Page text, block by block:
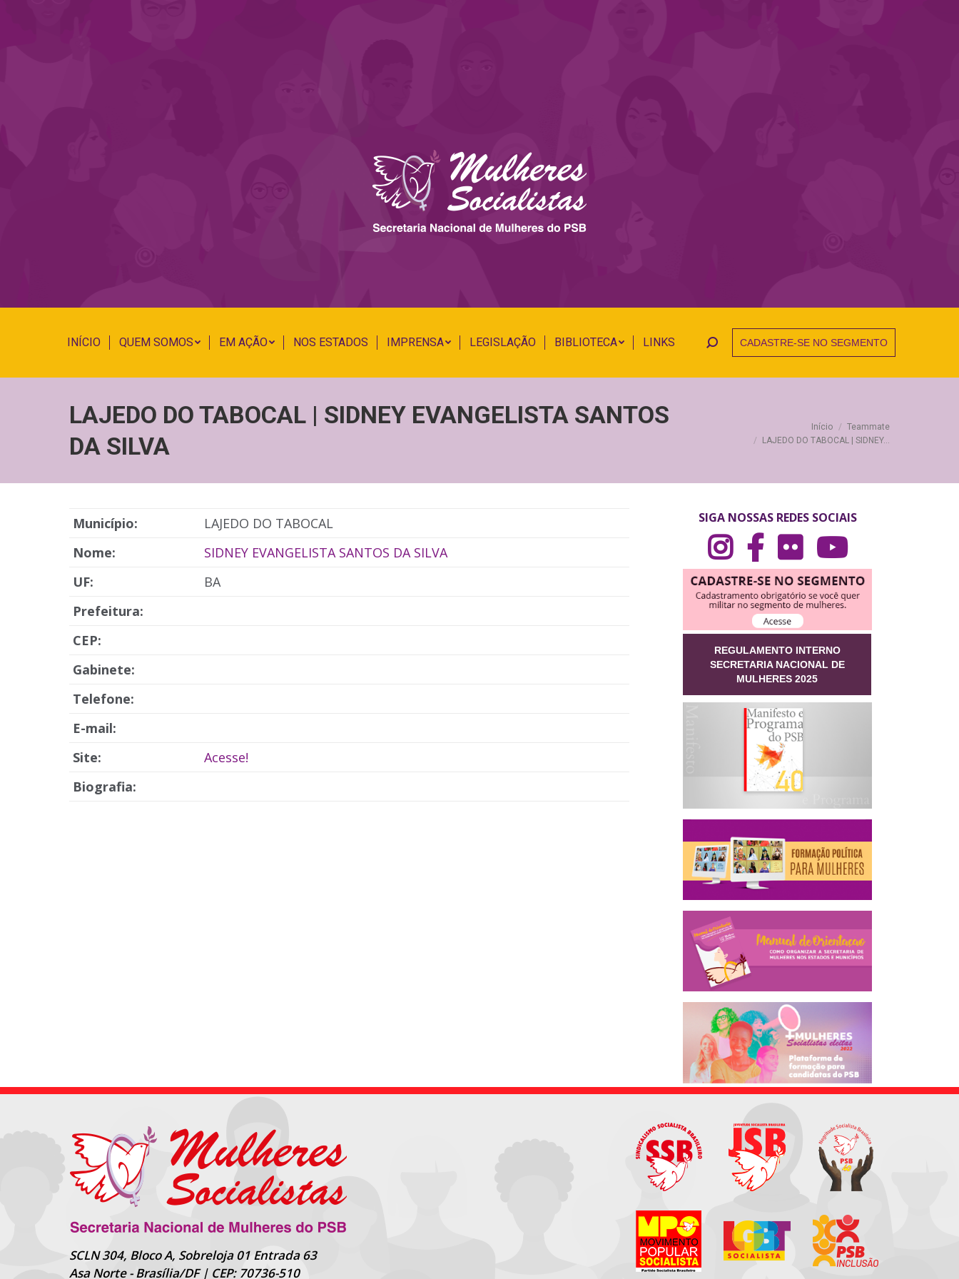
INÍCIO QUEM SOMOS EM AÇÃO NOS ESTADOS IMPRENSA LEGISLAÇÃO BIBLIOTECA LINKS Search:CADASTRE-SE NO SEGMENTO
LAJEDO DO TABOCAL | SIDNEY EVANGELISTA SANTOS
DA SILVA
Início
Teammate
LAJEDO DO TABOCAL | SIDNEY…
Município:
LAJEDO DO TABOCAL
Nome:
SIDNEY EVANGELISTA SANTOS DA SILVA
UF:
BA
Prefeitura:
CEP:
Gabinete:
Telefone:
E-mail:
Site:
Acesse!
Biografia:
SIGA NOSSAS REDES SOCIAIS
REGULAMENTO INTERNO
SECRETARIA NACIONAL DE
MULHERES 2025
SCLN 304, Bloco A, Sobreloja 01 Entrada 63
Asa Norte - Brasília/DF | CEP: 70736-510